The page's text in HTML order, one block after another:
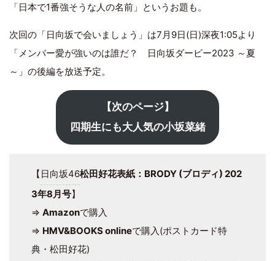
「日本で1番強そうな人の名前」というお題も。
次回の「日向坂で会いましょう」は7月9日(日)深夜1:05より
「メンバー愛が強いのは誰だ？ 日向坂ダービー2023 ～夏
～」の後編を放送予定。
【次のページ】
四期生にも大人気の小坂菜緒
【 日向坂46松田好花表紙：BRODY (ブロディ) 202
3年8月号】
⇒ Amazonで購入
⇒ HMV&BOOKS onlineで購入(ポストカード特
典・松田好花)